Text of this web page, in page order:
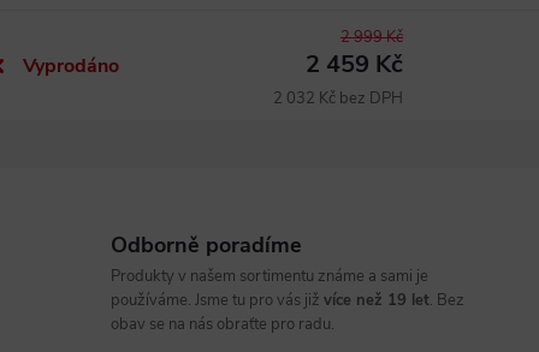
Vyprodáno
2 999 Kč
2 459 Kč
2 032 Kč bez DPH
Odborně poradíme
Produkty v našem sortimentu známe a sami je
používáme. Jsme tu pro vás již více než 19 let. Bez
obav se na nás obraťte pro radu.